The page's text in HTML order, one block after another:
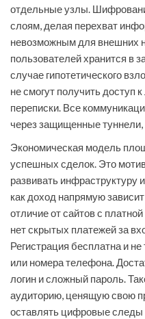
отдельные узлы.
слоям, делая перехват
невозможным для внешних
пользователей хранится в
случае гипотетического
не смогут получить доступ
переписки. Все
через защищенные
Экономическая модель
успешных сделок. Это
развивать инфраструктуру
как доход напрямую
отличие от сайтов с
нет скрытых платежей за
Регистрация бесплатна и
или номера телефона.
логин и сложный пароль.
аудиторию, ценящую свою
оставлять цифровые следы